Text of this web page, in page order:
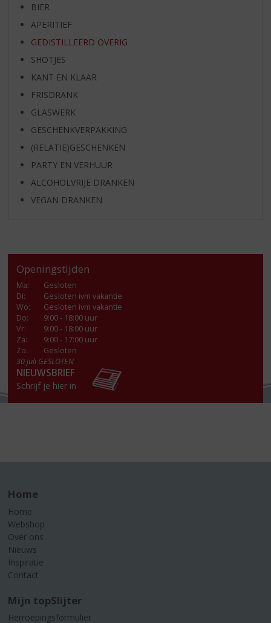
BIER
APERITIEF
GEDISTILLEERD OVERIG
SHOTJES
KANT EN KLAAR
FRISDRANK
GLASWERK
GESCHENKVERPAKKING
(RELATIE)GESCHENKEN
PARTY EN VERHUUR
ALCOHOLVRIJE DRANKEN
VEGAN DRANKEN
Openingstijden
Ma:
Gesloten
Di:
Gesloten ivm vakantie
Wo:
Gesloten ivm vakantie
Do:
9:00 - 18:00 uur
Vr:
9:00 - 18:00 uur
Za:
9:00 - 17:00 uur
Zo:
Gesloten
30 juli GESLOTEN
NIEUWSBRIEF
Schrijf je hier in
Home
Home
Webshop
Over ons
Nieuws
Inspiratie
Contact
Mijn topSlijter
Herroepingsformulier